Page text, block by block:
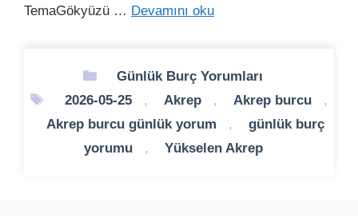
TemaGökyüzü … Devamını oku
Kategoriler
Günlük Burç Yorumları
Etiketler
2026-05-25 , Akrep , Akrep burcu
,
Akrep burcu günlük yorum
,
günlük burç
yorumu
, Yükselen Akrep